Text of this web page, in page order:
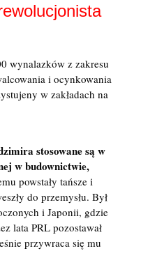
wynalazków z zakresu
i ocynkowania
w zakładach na
stosowane są w
w budownictwie,
powstały tańsze i
do przemysłu. Był
i Japonii, gdzie
lata PRL pozostawał
przywraca się mu